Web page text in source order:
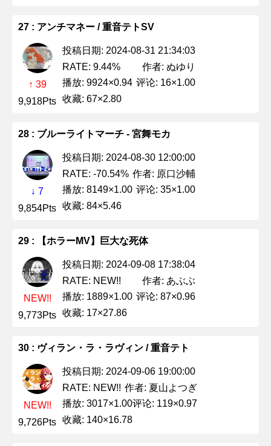
27 : アンチマネー / 重音テトSV
↑ 39
9,918Pts
投稿日期: 2024-08-31 21:34:03
RATE: 9.44%
作者: ぬゆり
播放: 9924×0.94 评论: 16×1.00
收藏: 67×2.80
28 : ブルーライトマーチ - 宮舞モカ
↓ 7
9,854Pts
投稿日期: 2024-08-30 12:00:00
RATE: -70.54% 作者: 原口沙輔
播放: 8149×1.00 评论: 35×1.00
收藏: 84×5.46
29 : 【ホラーMV】巨大な死体
NEW!!
9,773Pts
投稿日期: 2024-09-08 17:38:04
RATE: NEW!!
作者: あぶぶ
播放: 1889×1.00 评论: 87×0.96
收藏: 17×27.86
30 : ヴィラン・ラ・ラヴィン / 重音テト
NEW!!
9,726Pts
投稿日期: 2024-09-06 19:00:00
RATE: NEW!! 作者: 夏山よつぎ
播放: 3017×1.00评论: 119×0.97
收藏: 140×16.78